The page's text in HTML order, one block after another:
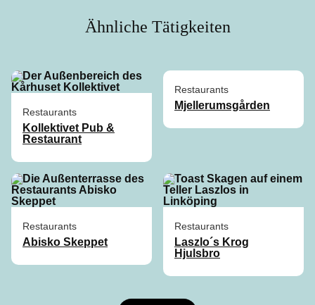
Ähnliche Tätigkeiten
Restaurants
Kollektivet Pub &
Restaurant
Restaurants
Mjellerumsgården
Restaurants
Abisko Skeppet
Restaurants
Laszlo´s Krog
Hjulsbro